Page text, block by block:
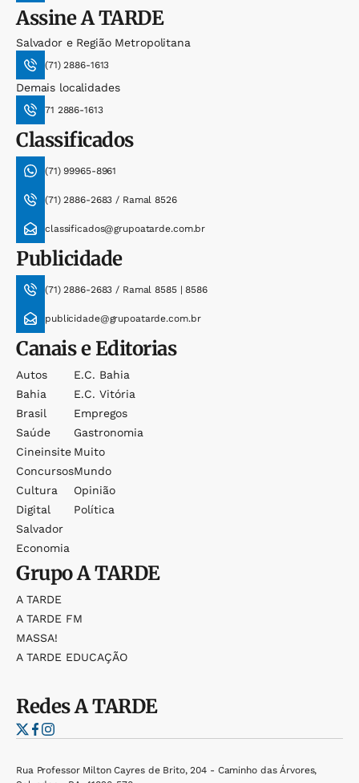
AssineA TARDE
Salvador e Região Metropolitana
(71) 2886-1613
Demais localidades
71 2886-1613
Classificados
(71) 99965-8961
(71) 2886-2683 / Ramal 8526
classificados@grupoatarde.com.br
Publicidade
(71) 2886-2683 / Ramal 8585 | 8586
publicidade@grupoatarde.com.br
Canais e Editorias
Autos
Bahia
Brasil
Saúde
Cineinsite
Concursos
Cultura
Digital
Salvador
Economia
E.c. Bahia
E.c. Vitória
Empregos
Gastronomia
Muito
Mundo
Opinião
Política
GrupoA TARDE
A TARDE
A TARDE FM
MASSA!
A TARDE EDUCAÇÃO
RedesA TARDE
Rua Professor Milton Cayres de Brito, 204 - Caminho das Árvores,